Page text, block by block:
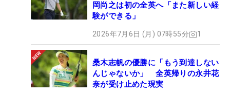
岡尚之は初の全英へ「また新しい経
験ができる」
2026年7月6日 (月) 07時55分 1
桑木志帆の優勝に「もう到達しない
んじゃないか」 全英帰りの永井花
奈が受け止めた現実